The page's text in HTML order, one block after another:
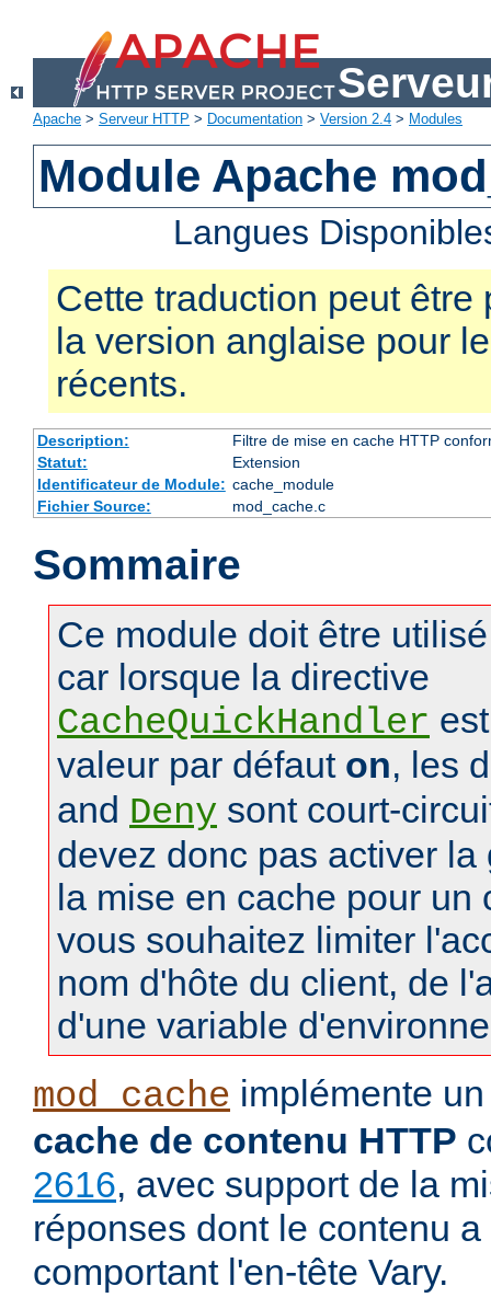
Apache > Serveur HTTP > Documentation > Version 2.4 > Modules
Module Apache
Langues
Cette traduction peut être
la version anglaise pour
récents.
Description:
Filtre de mise en cache HTTP
Statut:
Extension
Identificateur de Module: cache_module
Fichier Source:
mod_cache.c
Sommaire
Ce module doit être
car lorsque la directive
CacheQuickHandler
valeur par défaut on, les
and Deny sont court-
devez donc pas activer
la mise en cache pour un
vous souhaitez limiter
nom d'hôte du client, de
d'une variable
mod_cache implémente
cache de contenu HTTP
2616, avec support de la
réponses dont le contenu
comportant l'en-tête Vary.